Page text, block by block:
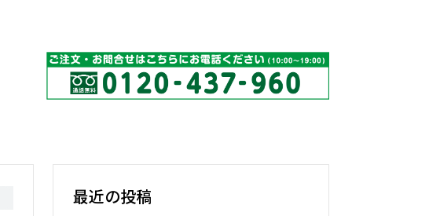
最近の投稿